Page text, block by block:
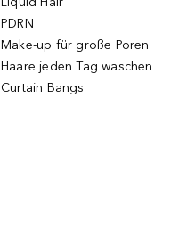
PDRN
Make-up für große Poren
Haare jeden Tag waschen
Curtain Bangs